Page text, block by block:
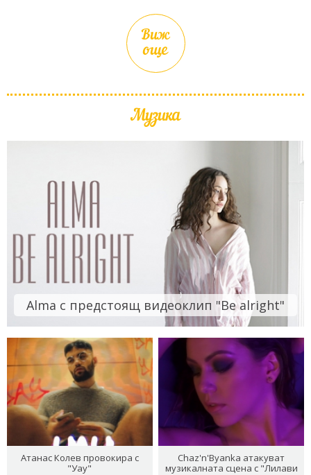
Виж
още
Музика
Alma с предстоящ видеоклип "Be alright"
Атанас Колев провокира с
"Уау"
Chaz'n'Byanka атакуват
музикалната сцена с "Лилави